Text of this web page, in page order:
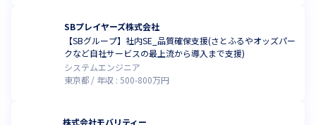
SBプレイヤーズ株式会社
【SBグループ】社内SE_品質確保支援(さとふるやオッズパー
クなど自社サービスの最上流から導入まで支援)
システムエンジニア
東京都
年収 : 500-800万円
株式会社モバリティー